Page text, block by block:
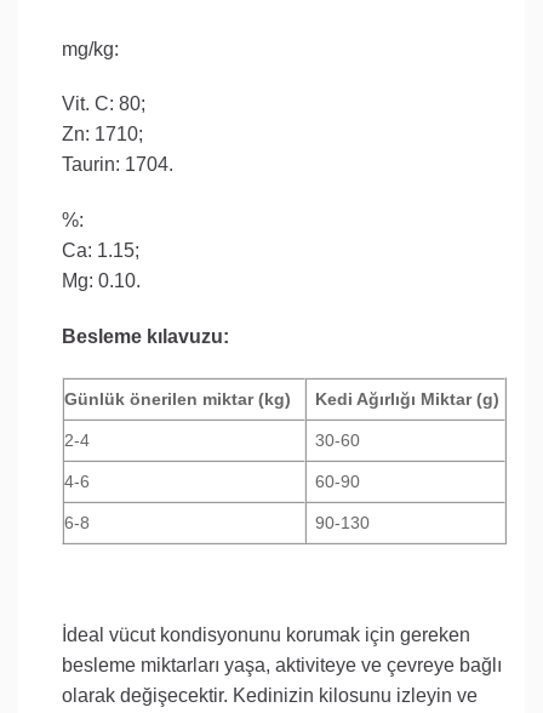
mg/kg:
Vit. C: 80;
Zn: 1710;
Taurin: 1704.
%:
Ca: 1.15;
Mg: 0.10.
Besleme kılavuzu:
Günlük önerilen miktar (kg) Kedi Ağırlığı Miktar (g)
2-4 30-60
4-6 60-90
6-8 90-130
İdeal vücut kondisyonunu korumak için gereken
besleme miktarları yaşa, aktiviteye ve çevreye bağlı
olarak değişecektir. Kedinizin kilosunu izleyin ve